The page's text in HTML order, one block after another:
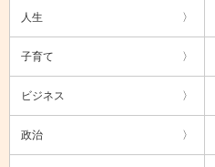
人生
子育て
ビジネス
政治